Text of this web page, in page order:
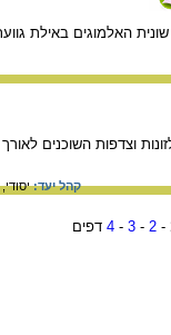
האלמוגים באילת
וצדפות השוכנים לאורך
קהל יעד:יסודי,
-
2
-
3
-
4 דפים